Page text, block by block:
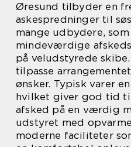
Øresund tilbyder en
askespredninger til
mange udbydere,
mindeværdige
på veludstyrede
tilpasse
ønsker. Typisk varer
hvilket giver god tid
afsked på en værdig
udstyret med
moderne faciliteter